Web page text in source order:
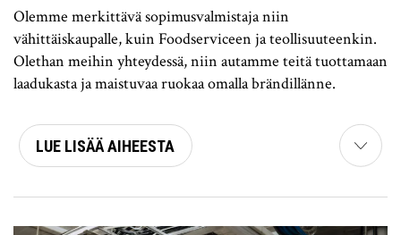
Olemme merkittävä sopimusvalmistaja niin
vähittäiskaupalle, kuin Foodserviceen ja teollisuuteenkin.
Olethan meihin yhteydessä, niin autamme teitä tuottamaan
laadukasta ja maistuvaa ruokaa omalla brändillänne.
LUE LISÄÄ AIHEESTA